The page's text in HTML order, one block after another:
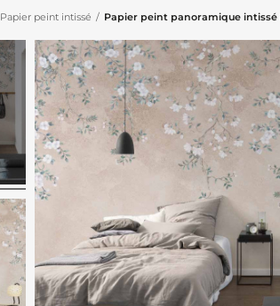
Papier peint intissé Papier peint panoramique intissé